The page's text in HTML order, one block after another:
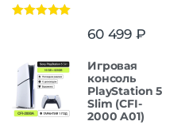
60 499 ₽
Игровая
консоль
PlayStation 5
Slim (CFI-
2000 A01)